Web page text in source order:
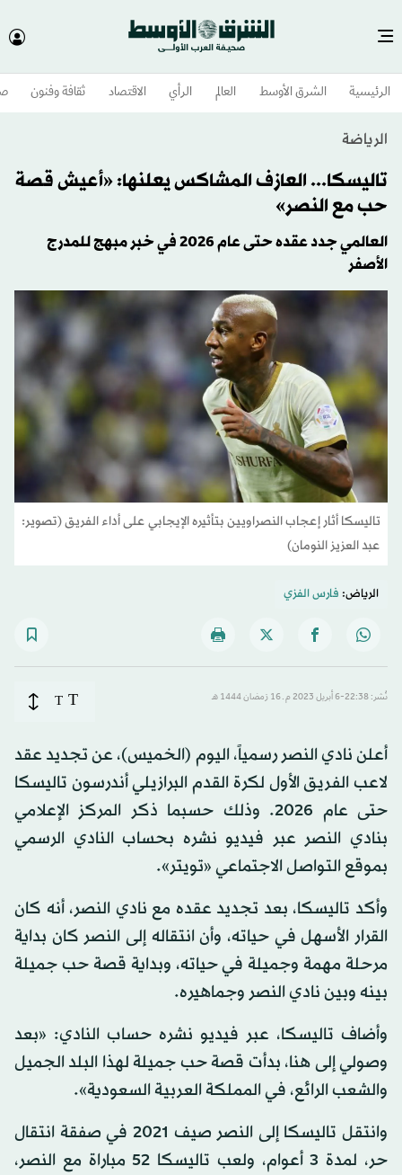
الرئيسية الشرق الأوسط​ العالم الرأي الاقتصاد ثقافة وفنون
الرياضة
تاليسكا... العازف المشاكس يعلنها: «أعيش قصة
حب مع النصر»
العالمي جدد عقده حتى عام 2026 في خبر مبهج للمدرج
الأصفر
تاليسكا أثار إعجاب النصراويين بتأثيره الإيجابي على أداء الفريق (تصوير:
عبد العزيز النومان)
الرياض: فارس الفزي
نُشر: 22:38-6 أبريل 2023 م ـ 16 رَمضان 1444 هـ T
T
أعلن نادي النصر رسمياً، اليوم (الخميس)، عن تجديد عقد
لاعب الفريق الأول لكرة القدم البرازيلي أندرسون تاليسكا
حتى عام 2026. وذلك حسبما ذكر المركز الإعلامي
بنادي النصر عبر فيديو نشره بحساب النادي الرسمي
بموقع التواصل الاجتماعي «تويتر».
وأكد تاليسكا، بعد تجديد عقده مع نادي النصر، أنه كان
القرار الأسهل في حياته، وأن انتقاله إلى النصر كان بداية
مرحلة مهمة وجميلة في حياته، وبداية قصة حب جميلة
بينه وبين نادي النصر وجماهيره.
وأضاف تاليسكا، عبر فيديو نشره حساب النادي: «بعد
وصولي إلى هنا، بدأت قصة حب جميلة لهذا البلد الجميل
والشعب الرائع، في المملكة العربية السعودية».
وانتقل تاليسكا إلى النصر صيف 2021 في صفقة انتقال
حر، لمدة 3 أعوام، ولعب تاليسكا 52 مباراة مع النصر،